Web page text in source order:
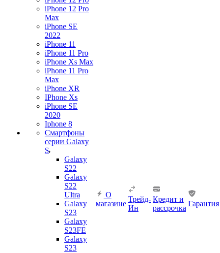
iPhone 12 Pro
Max
iPhone SE
2022
iPhone 11
iPhone 11 Pro
iPhone Xs Max
iPhone 11 Pro
Max
iPhone XR
IPhone Xs
iPhone SE
2020
Iphone 8
Смартфоны
серии Galaxy
S
Galaxy
S22
Galaxy
S22
Ultra
Galaxy
S23
Galaxy
S23FE
Galaxy
S23
О
магазине
Трейд-
Ин
Кредит и
рассрочка
Гарантия